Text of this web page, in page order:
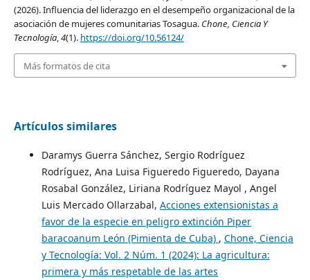
(2026). Influencia del liderazgo en el desempeño organizacional de la
asociación de mujeres comunitarias Tosagua. Chone, Ciencia Y
Tecnología,4(1). https://doi.org/10.56124/
Más formatos de cita
Artículos similares
Daramys Guerra Sánchez, Sergio Rodríguez
Rodríguez, Ana Luisa Figueredo Figueredo, Dayana
Rosabal González, Liriana Rodríguez Mayol , Angel
Luis Mercado Ollarzabal, Acciones extensionistas a
favor de la especie en peligro extinción Piper
baracoanum León (Pimienta de Cuba) , Chone, Ciencia
y Tecnología: Vol. 2 Núm. 1 (2024): La agricultura:
primera y más respetable de las artes